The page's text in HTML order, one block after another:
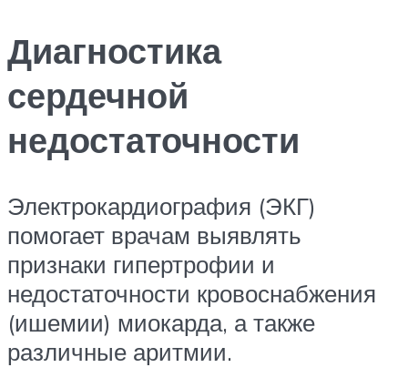
Диагностика
сердечной
недостаточности
Электрокардиография (ЭКГ)
помогает врачам выявлять
признаки гипертрофии и
недостаточности кровоснабжения
(ишемии) миокарда, а также
различные аритмии.